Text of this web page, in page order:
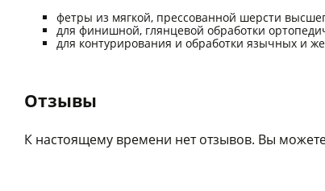
фетры из мягкой, прессованной шерсти
для финишной, глянцевой обработки
для контурирования и обработки язычных и
Отзывы
К настоящему времени нет отзывов. Вы